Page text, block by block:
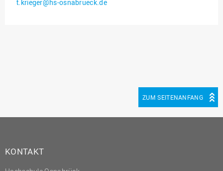
Personalrat
t.krieger@hs-osnabrueck.de
ZUM SEITENANFANG
KONTAKT